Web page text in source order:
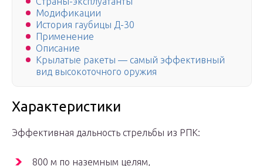
Модификации
История гаубицы Д-30
Применение
Описание
Крылатые ракеты — самый эффективный
вид высокоточного оружия
Характеристики
Эффективная дальность стрельбы из РПК:
800 м по наземным целям,